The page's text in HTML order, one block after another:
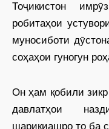
Тоҷикистон
робитаҳои
муносиботи
соҳаҳои гуногун
Он ҳам қобили
давлатҳои
шарикиашро то ба